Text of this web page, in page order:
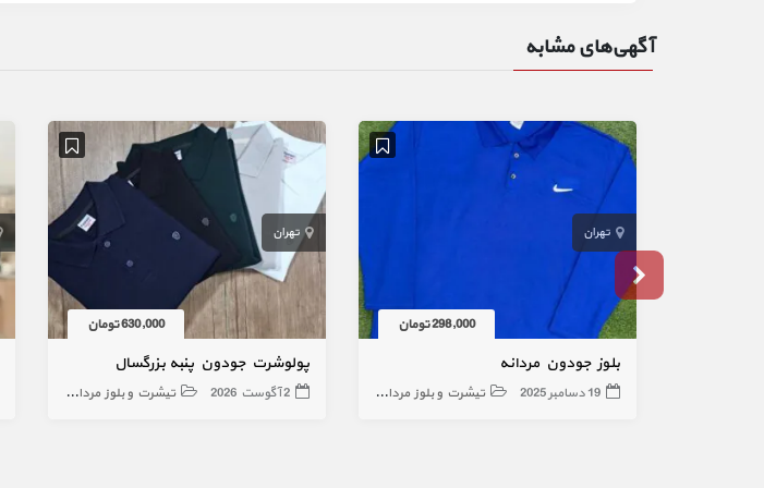
آگهی‌های مشابه
تهران
298,000 تومان
بلوز جودون مردانه
19 دسامبر 2025 تیشرت و بلوز مردانه
تهران
630,000 تومان
پولوشرت جودون پنبه بزرگسال
2 آگوست 2026 تیشرت و بلوز مردانه